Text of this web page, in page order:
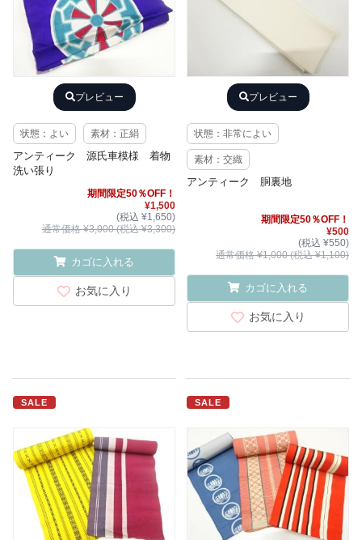
プレビュー
状態：よい 素材：正絹
アンティーク 源氏車模様 着物
洗い張り
期間限定50％OFF！
¥1,500
(税込 ¥1,650)
通常価格 ¥3,000 (税込 ¥3,300)
カゴに入れる
お気に入り
プレビュー
状態：非常によい
素材：交織
アンティーク 胴裏地
期間限定50％OFF！
¥500
(税込 ¥550)
通常価格 ¥1,000 (税込 ¥1,100)
カゴに入れる
お気に入り
SALE SALE